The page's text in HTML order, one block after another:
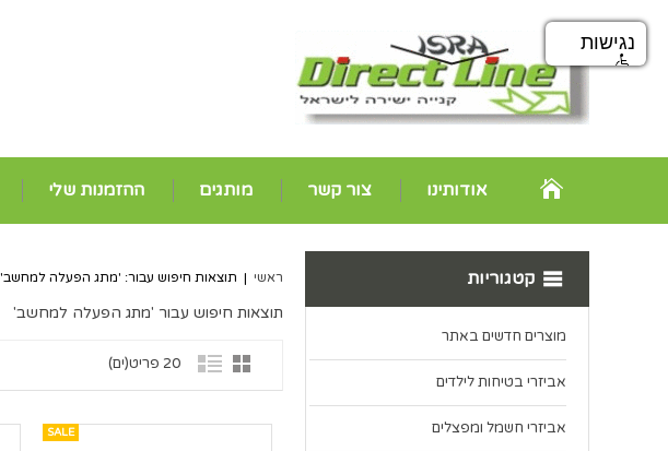
אודותינו צור קשר מותגים ההזמנות שלי
ראשי | תוצאות חיפוש עבור: 'מתג הפעלה למחשב'
תוצאות חיפוש עבור 'מתג הפעלה למחשב'
20 פריט(ים)
SALE
קטגוריות
מוצרים חדשים באתר
אביזרי בטיחות לילדים
אביזרי חשמל ומפצלים
נגישות